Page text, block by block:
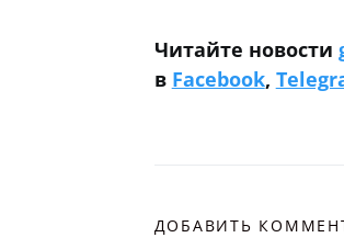
Читайте новости
в Facebook,
ДОБАВИТЬ